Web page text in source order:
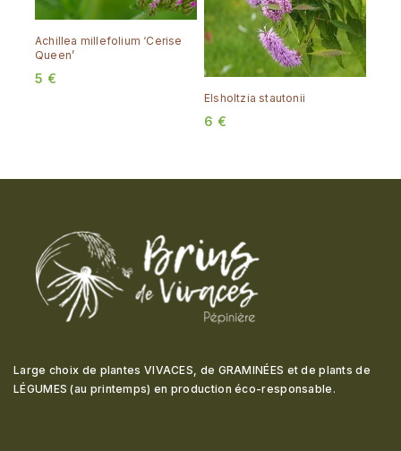
Achillea millefolium ‘Cerise
Queen’
5 €
Elsholtzia stautonii
6 €
Large choix de plantes VIVACES, de GRAMINÉES et de plants de
LÉGUMES (au printemps) en production éco-responsable .